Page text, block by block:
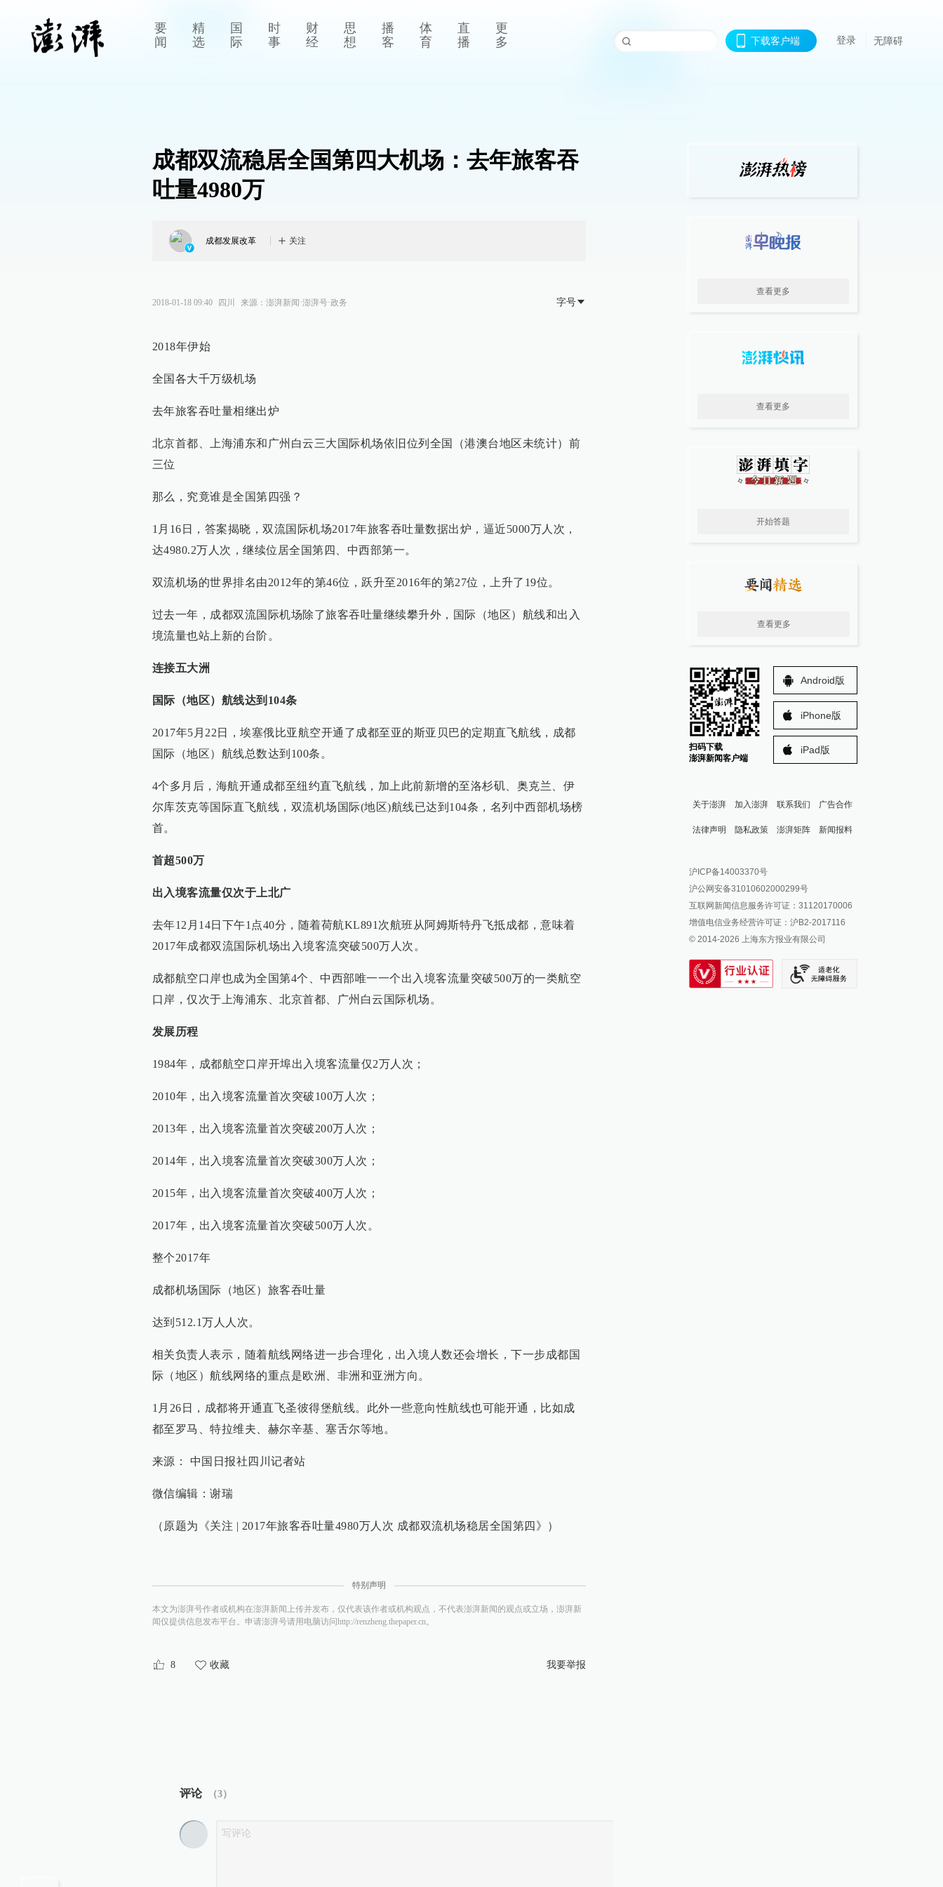
要
闻
精
选
国
际
时
事
财
经
思
想
播
客
体
育
直
播
更
多
下载客户端 登录 无障碍
成都双流稳居全国第四大机场：去年旅客吞
吐量4980万
成都发展改革 关注
2018-01-18 09:40 四川 来源： 澎湃新闻·澎湃号·政务 字号
2018年伊始
全国各大千万级机场
去年旅客吞吐量相继出炉
北京首都、上海浦东和广州白云三大国际机场依旧位列全国（港澳台地区未统计）前
三位
那么，究竟谁是全国第四强？
1月16日，答案揭晓，双流国际机场2017年旅客吞吐量数据出炉，逼近5000万人次，
达4980.2万人次，继续位居全国第四、中西部第一。
双流机场的世界排名由2012年的第46位，跃升至2016年的第27位，上升了19位。
过去一年，成都双流国际机场除了旅客吞吐量继续攀升外，国际（地区）航线和出入
境流量也站上新的台阶。
连接五大洲
国际（地区）航线达到104条
2017年5月22日，埃塞俄比亚航空开通了成都至亚的斯亚贝巴的定期直飞航线，成都
国际（地区）航线总数达到100条。
4个多月后，海航开通成都至纽约直飞航线，加上此前新增的至洛杉矶、奥克兰、伊
尔库茨克等国际直飞航线，双流机场国际(地区)航线已达到104条，名列中西部机场榜
首。
首超500万
出入境客流量仅次于上北广
去年12月14日下午1点40分，随着荷航KL891次航班从阿姆斯特丹飞抵成都，意味着
2017年成都双流国际机场出入境客流突破500万人次。
成都航空口岸也成为全国第4个、中西部唯一一个出入境客流量突破500万的一类航空
口岸，仅次于上海浦东、北京首都、广州白云国际机场。
发展历程
1984年，成都航空口岸开埠出入境客流量仅2万人次；
2010年，出入境客流量首次突破100万人次；
2013年，出入境客流量首次突破200万人次；
2014年，出入境客流量首次突破300万人次；
2015年，出入境客流量首次突破400万人次；
2017年，出入境客流量首次突破500万人次。
整个2017年
成都机场国际（地区）旅客吞吐量
达到512.1万人人次。
相关负责人表示，随着航线网络进一步合理化，出入境人数还会增长，下一步成都国
际（地区）航线网络的重点是欧洲、非洲和亚洲方向。
1月26日，成都将开通直飞圣彼得堡航线。此外一些意向性航线也可能开通，比如成
都至罗马、特拉维夫、赫尔辛基、塞舌尔等地。
来源： 中国日报社四川记者站
微信编辑：谢瑞
（原题为《关注 | 2017年旅客吞吐量4980万人次 成都双流机场稳居全国第四》）
特别声明
本文为澎湃号作者或机构在澎湃新闻上传并发布，仅代表该作者或机构观点，不代表澎湃新闻的观点或立场，澎湃新
闻仅提供信息发布平台。申请澎湃号请用电脑访问http://renzheng.thepaper.cn。
8 收藏 我要举报
评论 （3）
查看更多
查看更多
开始答题
查看更多
扫码下载
澎湃新闻客户端
Android版
iPhone版
iPad版
关于澎湃 加入澎湃 联系我们 广告合作
法律声明 隐私政策 澎湃矩阵
澎湃新闻公众号
澎湃新闻抖音号
派生万物开放平台
IP SHANGHAI
SIXTH TONE
新闻报料
报料邮箱: news@thepaper.cn
沪ICP备14003370号
沪公网安备31010602000299号
互联网新闻信息服务许可证：31120170006
增值电信业务经营许可证：沪B2-2017116
© 2014-2026 上海东方报业有限公司